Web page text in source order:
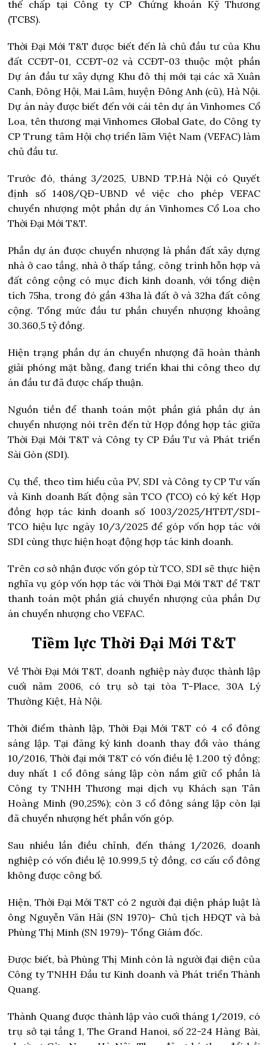
thế chấp tại Công ty CP Chứng khoán Kỹ Thương
(TCBS).
Thời Đại Mới T&T được biết đến là chủ đầu tư của Khu
đất CCĐT-01, CCĐT-02 và CCĐT-03 thuộc một phần
Dự án đầu tư xây dựng Khu đô thị mới tại các xã Xuân
Canh, Đông Hội, Mai Lâm, huyện Đông Anh (cũ), Hà Nội.
Dự án này được biết đến với cái tên dự án Vinhomes Cổ
Loa, tên thương mại Vinhomes Global Gate, do Công ty
CP Trung tâm Hội chợ triển lãm Việt Nam (VEFAC) làm
chủ đầu tư.
Trước đó, tháng 3/2025, UBND TP.Hà Nội có Quyết
định số 1408/QĐ-UBND về việc cho phép VEFAC
chuyển nhượng một phần dự án Vinhomes Cổ Loa cho
Thời Đại Mới T&T.
Phần dự án được chuyển nhượng là phần đất xây dựng
nhà ở cao tầng, nhà ở thấp tầng, công trình hỗn hợp và
đất công cộng có mục đích kinh doanh, với tổng diện
tích 75ha, trong đó gần 43ha là đất ở và 32ha đất công
cộng. Tổng mức đầu tư phần chuyển nhượng khoảng
30.360,5 tỷ đồng.
Hiện trạng phần dự án chuyển nhượng đã hoàn thành
giải phóng mặt bằng, đang triển khai thi công theo dự
án đầu tư đã được chấp thuận.
Nguồn tiền để thanh toán một phần giá phần dự án
chuyển nhượng nói trên đến từ Hợp đồng hợp tác giữa
Thời Đại Mới T&T và Công ty CP Đầu Tư và Phát triển
Sài Gòn (SDI).
Cụ thể, theo tìm hiểu của PV, SDI và Công ty CP Tư vấn
và Kinh doanh Bất động sản TCO (TCO) có ký kết Hợp
đồng hợp tác kinh doanh số 1003/2025/HTĐT/SDI-
TCO hiệu lực ngày 10/3/2025 để góp vốn hợp tác với
SDI cùng thực hiện hoạt động hợp tác kinh doanh.
Trên cơ sở nhận được vốn góp từ TCO, SDI sẽ thực hiện
nghĩa vụ góp vốn hợp tác với Thời Đại Mới T&T để T&T
thanh toán một phần giá chuyển nhượng của phần Dự
án chuyển nhượng cho VEFAC.
Tiềm lực Thời Đại Mới T&T
Về Thời Đại Mới T&T, doanh nghiệp này được thành lập
cuối năm 2006, có trụ sở tại tòa T-Place, 30A Lý
Thường Kiệt, Hà Nội.
Thời điểm thành lập, Thời Đại Mới T&T có 4 cổ đông
sáng lập. Tại đăng ký kinh doanh thay đổi vào tháng
10/2016, Thời đại mới T&T có vốn điều lệ 1.200 tỷ đồng;
duy nhất 1 cổ đông sáng lập còn nắm giữ cổ phần là
Công ty TNHH Thương mại dịch vụ Khách sạn Tân
Hoàng Minh (90,25%); còn 3 cổ đông sáng lập còn lại
đã chuyển nhượng hết phần vốn góp.
Sau nhiều lần điều chỉnh, đến tháng 1/2026, doanh
nghiệp có vốn điều lệ 10.999,5 tỷ đồng, cơ cấu cổ đông
không được công bố.
Hiện, Thời Đại Mới T&T có 2 người đại diện pháp luật là
ông Nguyễn Văn Hải (SN 1970)- Chủ tịch HĐQT và bà
Phùng Thị Minh (SN 1979)- Tổng Giám đốc.
Được biết, bà Phùng Thị Minh còn là người đại diện của
Công ty TNHH Đầu tư Kinh doanh và Phát triển Thành
Quang.
Thành Quang được thành lập vào cuối tháng 1/2019, có
trụ sở tại tầng 1, The Grand Hanoi, số 22-24 Hàng Bài,